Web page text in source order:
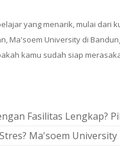
yang menarik, mulai dari
Ma'soem University di
kamu sudah siap
Fasilitas Lengkap?
Ma'soem